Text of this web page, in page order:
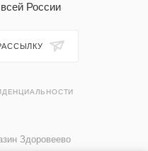
России
Здоровеево